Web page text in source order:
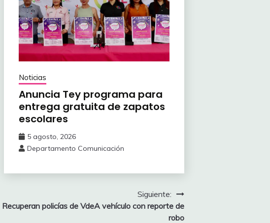
Noticias
Anuncia Tey programa para
entrega gratuita de zapatos
escolares
5 agosto, 2026
Departamento Comunicación
Siguiente:
Recuperan policías de VdeA vehículo con reporte de
robo